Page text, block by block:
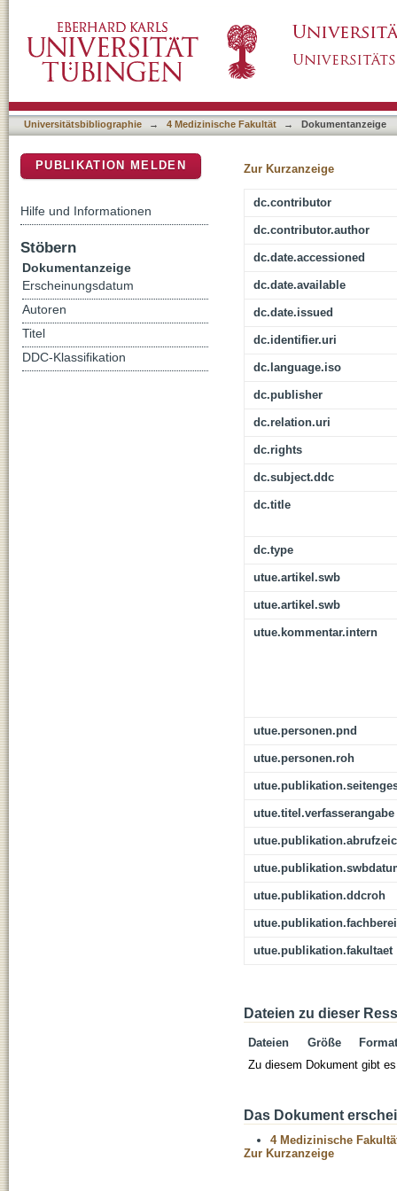
Fludarabin und Busulfan
Universitätsbibliographie → 4 Medizinische Fakultät → Dokumentanzeige
Zur Kurzanzeige
dc.contributor
dc.contributor.author
dc.date.accessioned
dc.date.available
dc.date.issued
dc.identifier.uri
dc.language.iso
dc.publisher
dc.relation.uri
dc.rights
dc.subject.ddc
dc.title
dc.type
utue.artikel.swb
utue.artikel.swb
utue.kommentar.intern
utue.personen.pnd
utue.personen.roh
utue.titel.verfasserangabe
utue.publikation.ddcroh
utue.publikation.fakultaet
Dateien zu dieser
Dateien Größe
Format
Zu diesem Dokument gibt
Das Dokument
4 Medizinische
Zur Kurzanzeige
PUBLIKATION MELDEN
Hilfe und Informationen
Stöbern
Dokumentanzeige
Erscheinungsdatum
Autoren
Titel
DDC-Klassifikation